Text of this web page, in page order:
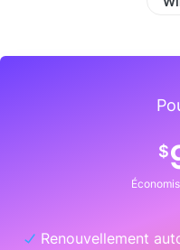
$
Renouvellement